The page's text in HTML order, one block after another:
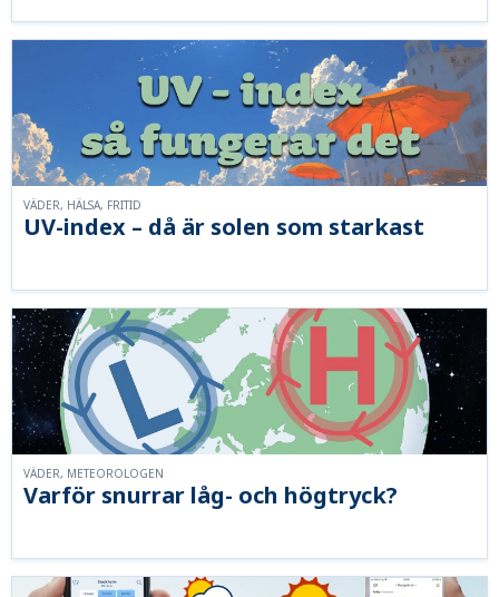
UV-index – då är solen som starkast
VÄDER, HÄLSA, FRITID
Varför snurrar låg- och högtryck?
VÄDER, METEOROLOGEN